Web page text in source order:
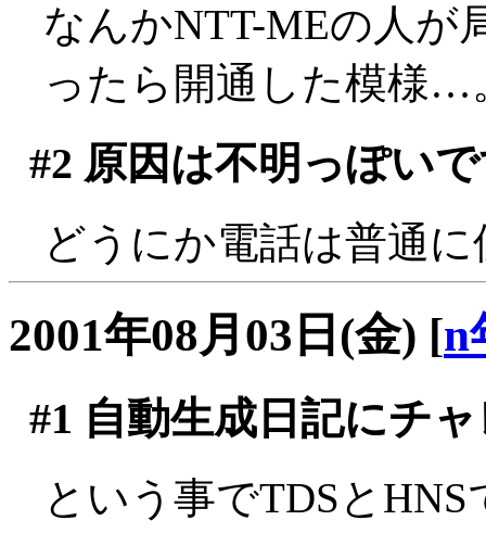
なんかNTT-MEの人が
ったら開通した模様…
#2 原因は不明っぽい
どうにか電話は普通
2001年08月03日(金) [n
#1 自動生成日記にチ
という事でTDSと